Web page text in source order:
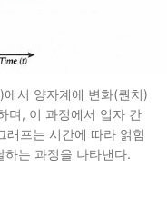
서 양자계에 변화(퀀치)
며, 이 과정에서 입자 간
프는 시간에 따라 얽힘
는 과정을 나타낸다.